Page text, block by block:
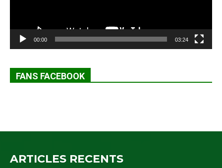
00:00 03:24
FANS FACEBOOK
ARTICLES RECENTS